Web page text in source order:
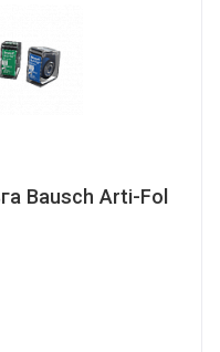
Bausch Arti-Fol